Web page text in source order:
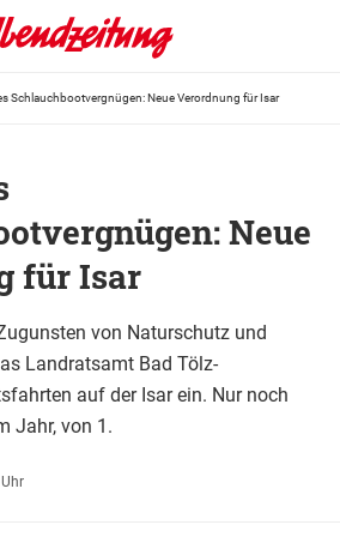
Schlauchbootvergnügen: Neue Verordnung für Isar
Neue
für Isar
von Naturschutz und
Landratsamt Bad Tölz-
auf der Isar ein. Nur noch
Jahr, von 1.